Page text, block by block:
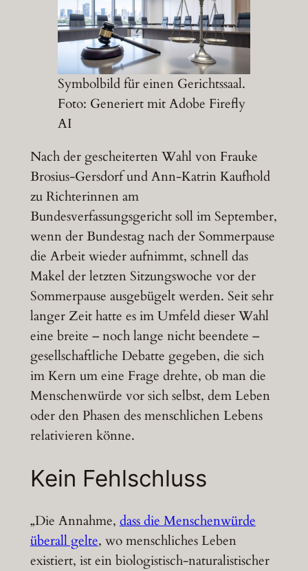
Symbolbild für einen Gerichtssaal.
Foto: Generiert mit Adobe Firefly
AI
Nach der gescheiterten Wahl von Frauke
Brosius-Gersdorf und Ann-Katrin Kaufhold
zu Richterinnen am
Bundesverfassungsgericht soll im September,
wenn der Bundestag nach der Sommerpause
die Arbeit wieder aufnimmt, schnell das
Makel der letzten Sitzungswoche vor der
Sommerpause ausgebügelt werden. Seit sehr
langer Zeit hatte es im Umfeld dieser Wahl
eine breite – noch lange nicht beendete –
gesellschaftliche Debatte gegeben, die sich
im Kern um eine Frage drehte, ob man die
Menschenwürde vor sich selbst, dem Leben
oder den Phasen des menschlichen Lebens
relativieren könne.
Kein Fehlschluss
„Die Annahme, dass die Menschenwürde
überall gelte, wo menschliches Leben
existiert, ist ein biologistisch-naturalistischer